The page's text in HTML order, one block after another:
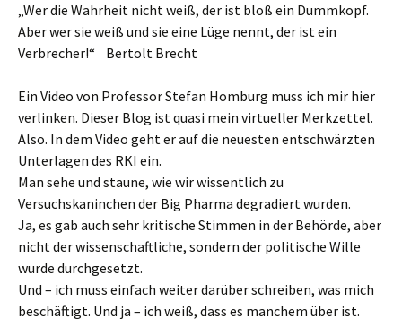
„Wer die Wahrheit nicht weiß, der ist bloß ein Dummkopf.
Aber wer sie weiß und sie eine Lüge nennt, der ist ein
Verbrecher!“ Bertolt Brecht
Ein Video von Professor Stefan Homburg muss ich mir hier
verlinken. Dieser Blog ist quasi mein virtueller Merkzettel.
Also. In dem Video geht er auf die neuesten entschwärzten
Unterlagen des RKI ein.
Man sehe und staune, wie wir wissentlich zu
Versuchskaninchen der Big Pharma degradiert wurden.
Ja, es gab auch sehr kritische Stimmen in der Behörde, aber
nicht der wissenschaftliche, sondern der politische Wille
wurde durchgesetzt.
Und – ich muss einfach weiter darüber schreiben, was mich
beschäftigt. Und ja – ich weiß, dass es manchem über ist.